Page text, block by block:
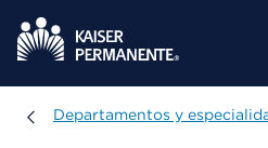
Departamentos y
Departamentos y